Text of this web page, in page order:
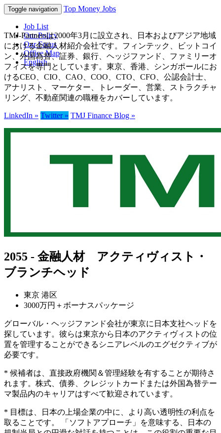
Toggle navigation Top Money Jobs
Job List
Our Policy
Our Focus
Office Map
English
TMJ-Partnersは2000年3月に設立され、日本およびアジア地域
における金融人材紹介会社です。フィンテック、ビットコイ
ン、外国為替、証券、銀行、ヘッジファンド、ファミリーオ
フィスを専門としています。東京、香港、シンガポールにお
けるCEO、CIO、CAO、COO、CTO、CFO、公認会計士、
アナリスト、マーケター、トレーダー、営業、ストラクチャ
リング、不動産関連の職種をカバーしています。
LinkedIn » Twitter » TMJ Finance Blog »
2055 - 金融人材 アクティヴィスト・
ブランチヘッド
東京 港区
3000万円＋ボーナスパッケージ
グローバル・ヘッジファンド会社が東京に日本支社ヘッドを
探しています。彼らは東京から日本のアクティヴィストの位
置を管理することができるシニアレベルのエグゼクティブが
必要です。
* 候補者は、直接政府機関＆管理経験を有することが期待さ
れます。株式、債券、クレジットカードまたは外国為替テー
マ製品内のキャリアはすべて歓迎されています。
* 目標は、日本の上場企業の中に、より高い透明性の利点を
取ることです。 「ソフトアプローチ」を意味する、日本の